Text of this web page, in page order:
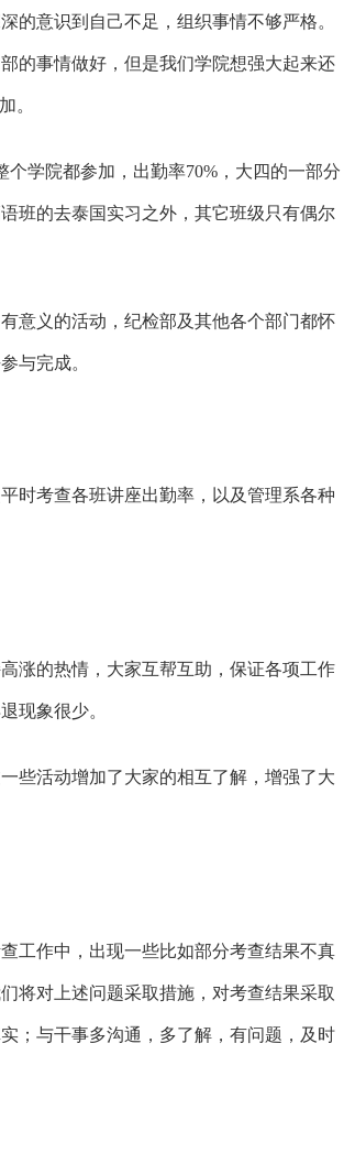
的意识到自己不足，组织事情不够严格。
的事情做好，但是我们学院想强大起来还
。
学院都参加，出勤率70%，大四的一部分
班的去泰国实习之外，其它班级只有偶尔
意义的活动，纪检部及其他各个部门都怀
与完成。
时考查各班讲座出勤率，以及管理系各种
涨的热情，大家互帮互助，保证各项工作
现象很少。
些活动增加了大家的相互了解，增强了大
工作中，出现一些比如部分考查结果不真
将对上述问题采取措施，对考查结果采取
；与干事多沟通，多了解，有问题，及时